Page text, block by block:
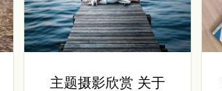
主题摄影欣赏 关于